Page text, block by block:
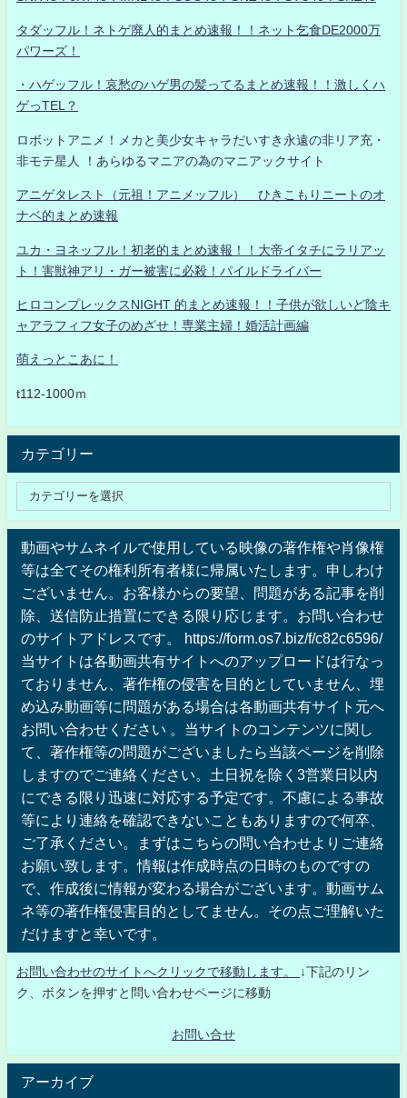
タダッフル！ネトゲ廃人的まとめ速報！！ネット乞食DE2000万
パワーズ！
・ハゲッフル！哀愁のハゲ男の髪ってるまとめ速報！！激しくハ
ゲっTEL？
ロボットアニメ！メカと美少女キャラだいすき永遠の非リア充・
非モテ星人 ！あらゆるマニアの為のマニアックサイト
アニゲタレスト（元祖！アニメッフル） ひきこもりニートのオ
ナベ的まとめ速報
ユカ・ヨネッフル！初老的まとめ速報！！大帝イタチにラリアッ
ト！害獣神アリ・ガー被害に必殺！パイルドライバー
ヒロコンプレックスNIGHT 的まとめ速報！！子供が欲しいど陰キ
ャアラフィフ女子のめざせ！専業主婦！婚活計画編
萌えっとこあに！
t112-1000ｍ
カテゴリー
動画やサムネイルで使用している映像の著作権や肖像権
等は全てその権利所有者様に帰属いたします。申しわけ
ございません。お客様からの要望、問題がある記事を削
除、送信防止措置にできる限り応じます。お問い合わせ
のサイトアドレスです。 https://form.os7.biz/f/c82c6596/
当サイトは各動画共有サイトへのアップロードは行なっ
ておりません、著作権の侵害を目的としていません、埋
め込み動画等に問題がある場合は各動画共有サイト元へ
お問い合わせください 。当サイトのコンテンツに関し
て、著作権等の問題がございましたら当該ページを削除
しますのでご連絡ください。土日祝を除く3営業日以内
にできる限り迅速に対応する予定です。不慮による事故
等により連絡を確認できないこともありますので何卒、
ご了承ください。まずはこちらの問い合わせよりご連絡
お願い致します。情報は作成時点の日時のものですの
で、作成後に情報が変わる場合がございます。動画サム
ネ等の著作権侵害目的としてません。その点ご理解いた
だけますと幸いです。
お問い合わせのサイトへクリックで移動します。
↓下記のリン
ク、ボタンを押すと問い合わせページに移動
お問い合せ
アーカイブ